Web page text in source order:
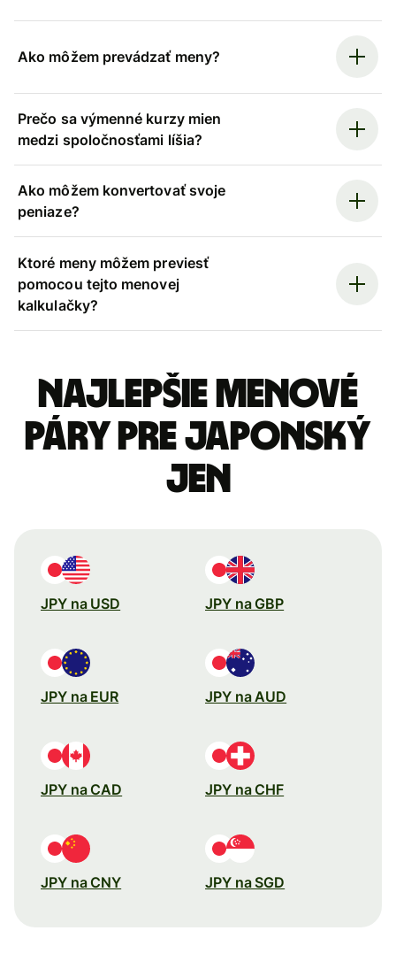
Ako môžem prevádzať meny?
Prečo sa výmenné kurzy mien
medzi spoločnosťami líšia?
Ako môžem konvertovať svoje
peniaze?
Ktoré meny môžem previesť
pomocou tejto menovej
kalkulačky?
Najlepšie menové
páry pre Japonský
jen
JPY na USD JPY na GBP
JPY na EUR JPY na AUD
JPY na CAD JPY na CHF
JPY na CNY JPY na SGD